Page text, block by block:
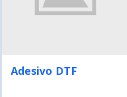
Adesivo DTF